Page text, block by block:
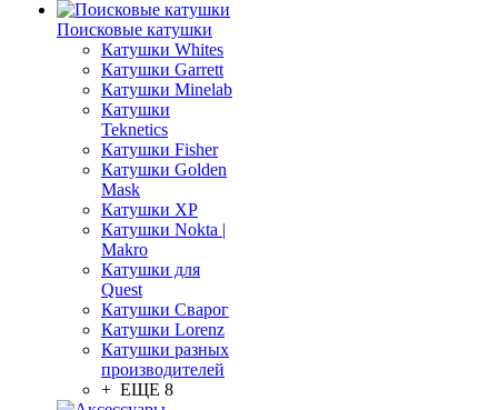
Поисковые катушки
Катушки Whites
Катушки Garrett
Катушки Minelab
Катушки
Teknetics
Катушки Fisher
Катушки Golden
Mask
Катушки XP
Катушки Nokta |
Makro
Катушки для
Quest
Катушки Сварог
Катушки Lorenz
Катушки разных
производителей
+ ЕЩЕ 8